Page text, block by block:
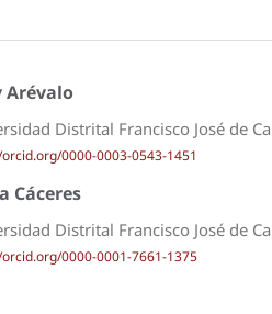
Arévalo
Distrital Francisco José de
0000-0003-0543-1451
Cáceres
Distrital Francisco José de
0000-0001-7661-1375